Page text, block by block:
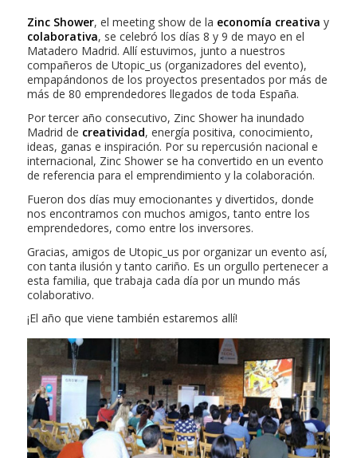
Zinc Shower, el meeting show de la economía creativa y
colaborativa, se celebró los días 8 y 9 de mayo en el
Matadero Madrid. Allí estuvimos, junto a nuestros
compañeros de Utopic_us (organizadores del evento),
empapándonos de los proyectos presentados por más de
más de 80 emprendedores llegados de toda España.
Por tercer año consecutivo, Zinc Shower ha inundado
Madrid de creatividad, energía positiva, conocimiento,
ideas, ganas e inspiración. Por su repercusión nacional e
internacional, Zinc Shower se ha convertido en un evento
de referencia para el emprendimiento y la colaboración.
Fueron dos días muy emocionantes y divertidos, donde
nos encontramos con muchos amigos, tanto entre los
emprendedores, como entre los inversores.
Gracias, amigos de Utopic_us por organizar un evento así,
con tanta ilusión y tanto cariño. Es un orgullo pertenecer a
esta familia, que trabaja cada día por un mundo más
colaborativo.
¡El año que viene también estaremos allí!